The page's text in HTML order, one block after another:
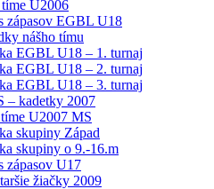
U2006
zápasov EGBL U18
nášho tímu
EGBL U18 – 1. turnaj
EGBL U18 – 2. turnaj
EGBL U18 – 3. turnaj
– kadetky 2007
U2007 MS
skupiny Západ
skupiny o 9.-16.m
zápasov U17
žiačky 2009